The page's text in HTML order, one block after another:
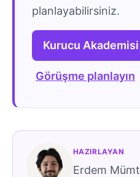
planlayabilirsiniz.
Kurucu Akademisi
Görüşme planlayın
HAZIRLAYAN
Erdem